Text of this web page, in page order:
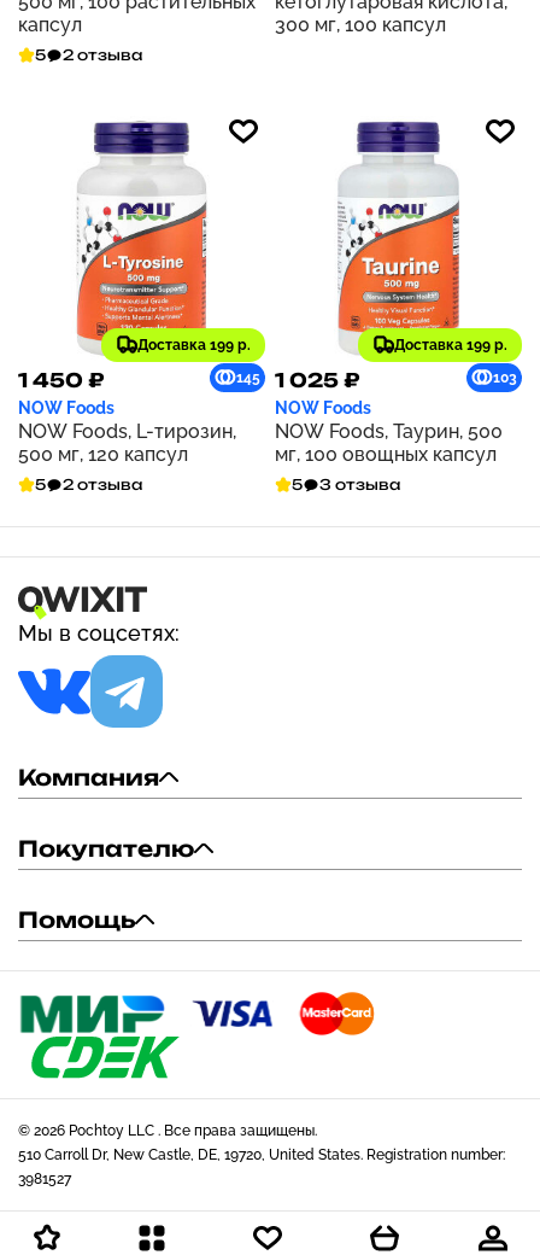
капсул
5 2 отзыва
300 мг, 100 капсул
Доставка 199 р.
1 450 ₽ 145
NOW Foods
NOW Foods, L-тирозин,
500 мг, 120 капсул
5 2 отзыва
Доставка 199 р.
1 025 ₽ 103
NOW Foods
NOW Foods, Таурин, 500
мг, 100 овощных капсул
5 3 отзыва
Мы в соцсетях:
Компания
Покупателю
Помощь
© 2026 Pochtoy LLC . Все права защищены.
510 Carroll Dr, New Castle, DE, 19720, United States. Registration number:
3981527